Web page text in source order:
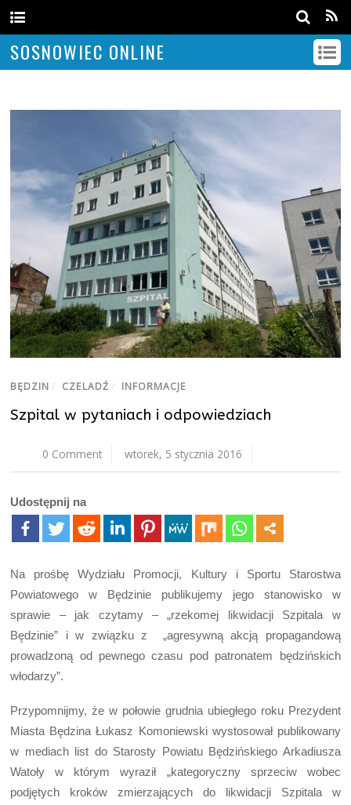
SOSNOWIEC ONLINE
BĘDZIN / CZELADŹ / INFORMACJE
Szpital w pytaniach i odpowiedziach
0 Comment wtorek, 5 stycznia 2016
Udostępnij na
Na prośbę Wydziału Promocji, Kultury i Sportu Starostwa
Powiatowego w Będzinie publikujemy jego stanowisko w
sprawie – jak czytamy – „rzekomej likwidacji Szpitala w
Będzinie” i w związku z „agresywną akcją propagandową
prowadzoną od pewnego czasu pod patronatem będzińskich
włodarzy”.
Przypomnijmy, że w połowie grudnia ubiegłego roku Prezydent
Miasta Będzina Łukasz Komoniewski wystosował publikowany
w mediach list do Starosty Powiatu Będzińskiego Arkadiusza
Watoły w którym wyraził „kategoryczny sprzeciw wobec
podjętych kroków zmierzających do likwidacji Szpitala w